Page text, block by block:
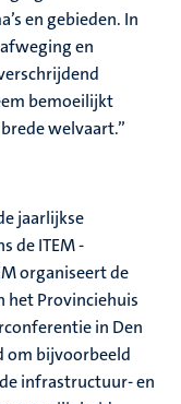
en gebieden. In
en
bemoeilijkt
welvaart.”
jaarlijkse
de ITEM -
organiseert de
het Provinciehuis
in Den
om bijvoorbeeld
infrastructuur- en